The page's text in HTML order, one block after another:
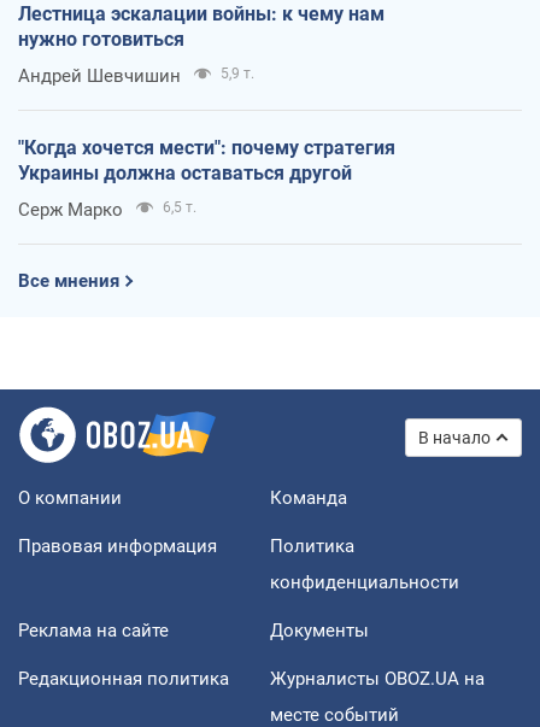
Лестница эскалации войны: к чему нам
нужно готовиться
Андрей Шевчишин 5,9 т.
"Когда хочется мести": почему стратегия
Украины должна оставаться другой
Серж Марко 6,5 т.
Все мнения
В начало
О компании Команда
Правовая информация
Политика
конфиденциальности
Реклама на сайте Документы
Редакционная политика
Журналисты OBOZ.UA на
месте событий